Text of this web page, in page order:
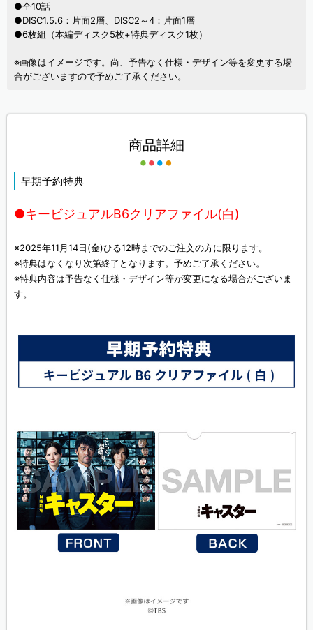
●全10話
●DISC1.5.6：片面2層、DISC2～4：片面1層
●6枚組（本編ディスク5枚+特典ディスク1枚）
※画像はイメージです。尚、予告なく仕様・デザイン等を変更する場
合がございますので予めご了承ください。
商品詳細
早期予約特典
●キービジュアルB6クリアファイル(白)
※2025年11月14日(金)ひる12時までのご注文の方に限ります。
※特典はなくなり次第終了となります。予めご了承ください。
※特典内容は予告なく仕様・デザイン等が変更になる場合がございま
す。